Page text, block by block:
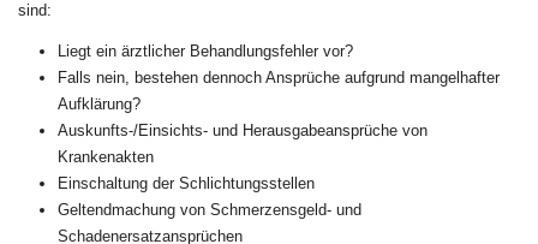
sind:
Liegt ein ärztlicher Behandlungsfehler vor?
Falls nein, bestehen dennoch Ansprüche aufgrund mangelhafter
Aufklärung?
Auskunfts-/Einsichts- und Herausgabeansprüche von
Krankenakten
Einschaltung der Schlichtungsstellen
Geltendmachung von Schmerzensgeld- und
Schadenersatzansprüchen